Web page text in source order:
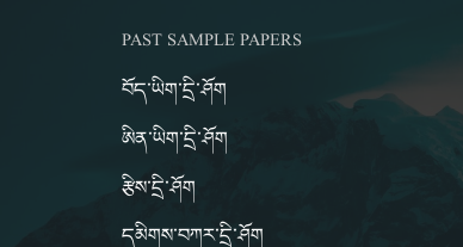
PAST SAMPLE PAPERS
བོད་ཡིག་དྲི་ཤོག
ཨིན་ཡིག་དྲི་ཤོག
རྩིས་དྲི་ཤོག
དམིགས་བཀར་དྲི་ཤོག